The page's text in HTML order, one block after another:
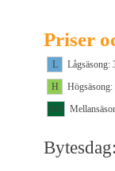
Priser
L
Lågsäsong:
H
M1